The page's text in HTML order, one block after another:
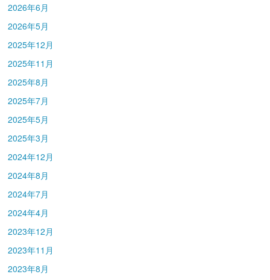
2026年6月
2026年5月
2025年12月
2025年11月
2025年8月
2025年7月
2025年5月
2025年3月
2024年12月
2024年8月
2024年7月
2024年4月
2023年12月
2023年11月
2023年8月